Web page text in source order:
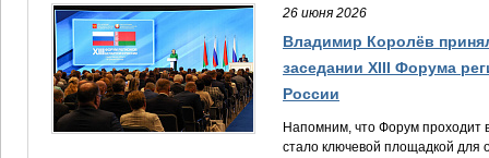
1988-1991 - Второй секретарь Валдайского райкома КПСС
1991-1992 - Заместитель председателя Валдайского потребительского
1992-1996 - Председатель Валдайского потребительского общества
1996-1998 - Начальник государственной налоговой инспекции по
1998-2005 - Глава Валдайского района
2005-2007 - Руководитель Управление Федеральной налоговой службы
2007-2011 - Генеральный директор ЗАО «Сплав-модернизация»
2011-2012 - Генеральный директор завода ОАО «Завод
26 июня 2026
Владимир Королёв
заседании XIII Форума
России
Напомним, что Форум проходит
стало ключевой площадкой для